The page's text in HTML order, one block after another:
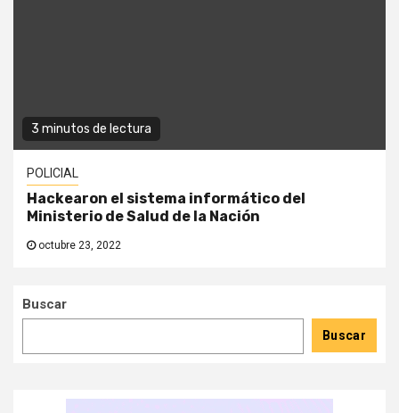
3 minutos de lectura
POLICIAL
Hackearon el sistema informático del
Ministerio de Salud de la Nación
octubre 23, 2022
Buscar
Buscar